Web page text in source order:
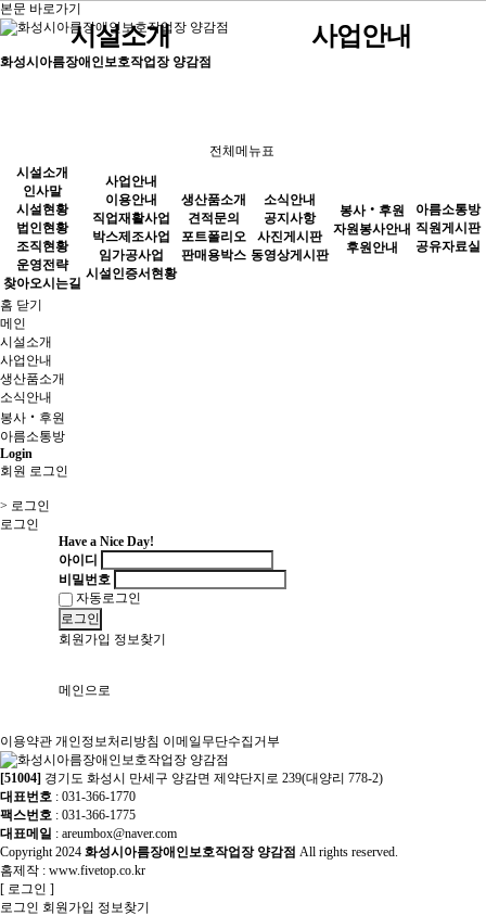
본문 바로가기
화성시아름장애인보호작업장 양감점
시설소개
조직현황
운영전략
찾아오시는길
사업안내
임가공사업
시설인증서현황
소식안내
전체메뉴표
시설소개
인사말
시설현황
법인현황
조직현황
운영전략
찾아오시는길
사업안내
이용안내
직업재활사업
박스제조사업
임가공사업
시설인증서현황
생산품소개
견적문의
포트폴리오
판매용박스
소식안내
공지사항
사진게시판
동영상게시판
봉사‧후원
자원봉사안내
후원안내
아름소통방
직원게시판
공유자료실
홈 닫기
메인
시설소개
사업안내
생산품소개
소식안내
봉사‧후원
아름소통방
Login
회원 로그인
> 로그인
로그인
Have a Nice Day!
아이디
비밀번호
자동로그인
로그인
회원가입 정보찾기
메인으로
이용약관 개인정보처리방침 이메일무단수집거부
[51004] 경기도 화성시 만세구 양감면 제약단지로 239(대양리 778-2)
대표번호 : 031-366-1770
팩스번호 : 031-366-1775
대표메일 : areumbox@naver.com
Copyright2024 화성시아름장애인보호작업장 양감점 All rights reserved.
홈제작 : www.fivetop.co.kr
[ 로그인 ]
로그인 회원가입 정보찾기